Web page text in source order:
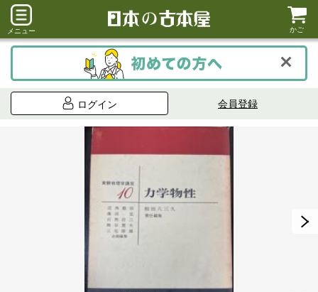
メニュー かご
ログイン 会員登録